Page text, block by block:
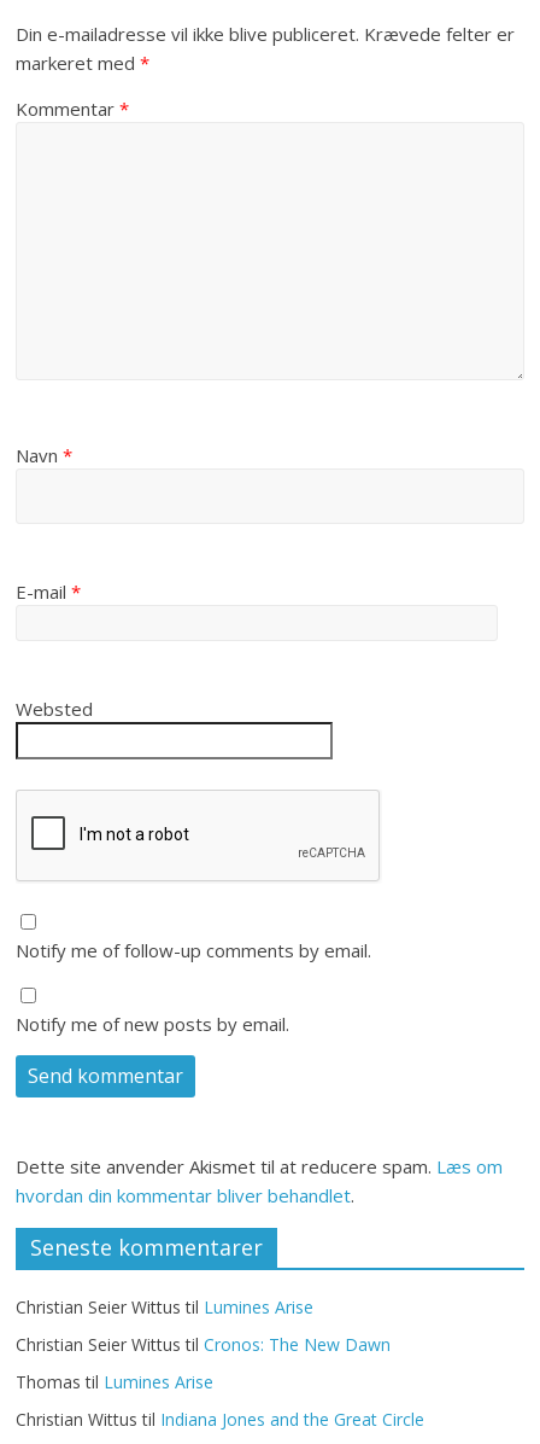
Din e-mailadresse vil ikke blive publiceret. Krævede felter er
markeret med*
Kommentar*
Navn*
E-mail*
Websted
Notify me of follow-up comments by email.
Notify me of new posts by email.
Dette site anvender Akismet til at reducere spam. Læs om
hvordan din kommentar bliver behandlet.
Seneste kommentarer
Christian Seier Wittus til Lumines Arise
Christian Seier Wittus tilCronos: The New Dawn
Thomas til Lumines Arise
Christian Wittus til Indiana Jones and the Great Circle